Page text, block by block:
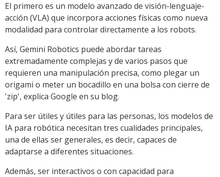
El primero es un modelo avanzado de visión-lenguaje-
acción (VLA) que incorpora acciones físicas como nueva
modalidad para controlar directamente a los robots.
Así, Gemini Robotics puede abordar tareas
extremadamente complejas y de varios pasos que
requieren una manipulación precisa, como plegar un
origami o meter un bocadillo en una bolsa con cierre de
'zip', explica Google en su blog.
Para ser útiles y útiles para las personas, los modelos de
IA para robótica necesitan tres cualidades principales,
una de ellas ser generales, es decir, capaces de
adaptarse a diferentes situaciones.
Además, ser interactivos o con capacidad para